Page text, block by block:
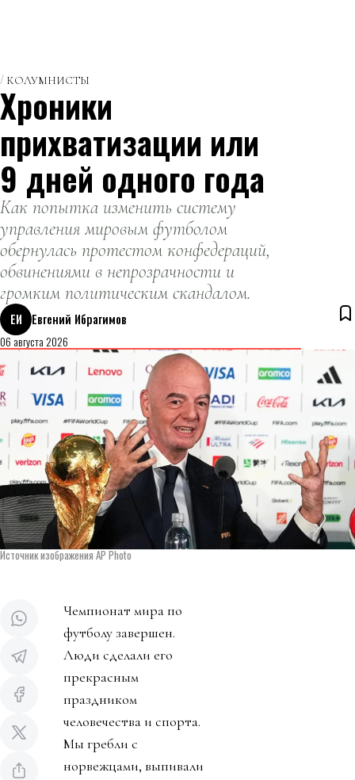
КОЛУМНИСТЫ
Хроники
прихватизации или
9 дней одного года
Как попытка изменить систему
управления мировым футболом
обернулась протестом конфедераций,
обвинениями в непрозрачности и
громким политическим скандалом.
ЕИ
Евгений Ибрагимов
06 августа 2026
Источник изображения AP Photo
Чемпионат мира по
футболу завершен.
Люди сделали его
прекрасным
праздником
человечества и спорта.
Мы гребли с
норвежцами, выпивали